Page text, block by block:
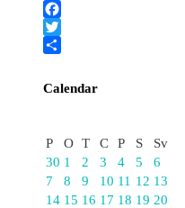
PrintFriendly
Facebook
Twitter
Calendar
P
O T C P S
Sv
30 1 2 3 4 5
6
7
8 9 10 11 12 13
14 15 16 17 18 19 20